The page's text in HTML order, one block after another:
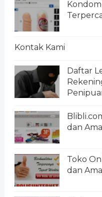
Kontak Kami
Daftar
dan
Toko
dan